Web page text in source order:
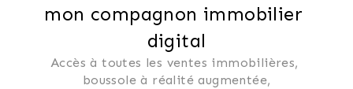
mon compagnon immobilier
digital
Accès à toutes les ventes immobilières,
boussole à réalité augmentée,